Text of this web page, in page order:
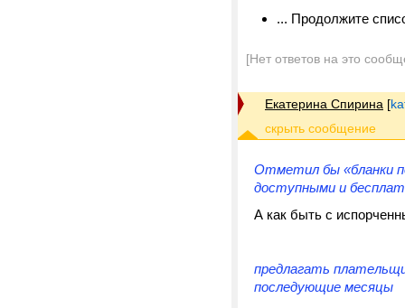
... Продолжите
[Нет ответов на это
Екатерина Спирина [
Отметил бы «бланки
доступными и
А как быть с
предлагать
последующие месяцы